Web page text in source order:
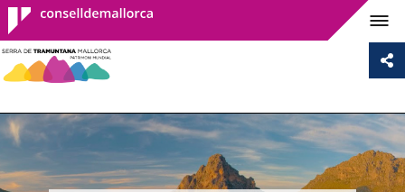
Consell de
Mallorca